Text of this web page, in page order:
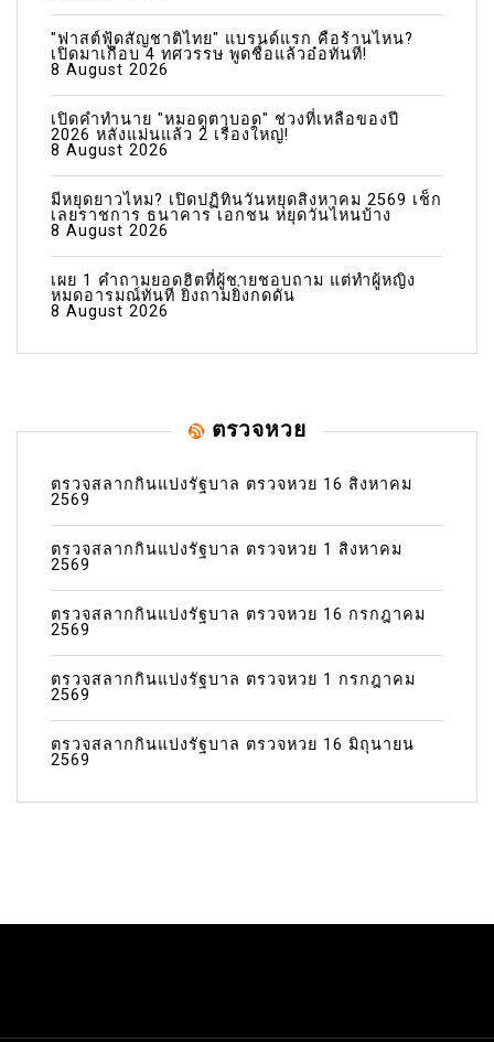
"ฟาสต์ฟู้ดสัญชาติไทย" แบรนด์แรก คือร้านไหน?
เปิดมาเกือบ 4 ทศวรรษ พูดชื่อแล้วอ๋อทันที!
8 August 2026
เปิดคำทำนาย "หมอดูตาบอด" ช่วงที่เหลือของปี
2026 หลังแม่นแล้ว 2 เรื่องใหญ่!
8 August 2026
มีหยุดยาวไหม? เปิดปฏิทินวันหยุดสิงหาคม 2569 เช็ก
เลยราชการ ธนาคาร เอกชน หยุดวันไหนบ้าง
8 August 2026
เผย 1 คำถามยอดฮิตที่ผู้ชายชอบถาม แต่ทำผู้หญิง
หมดอารมณ์ทันที ยิ่งถามยิ่งกดดัน
8 August 2026
ตรวจหวย
ตรวจสลากกินแบ่งรัฐบาล ตรวจหวย 16 สิงหาคม
2569
ตรวจสลากกินแบ่งรัฐบาล ตรวจหวย 1 สิงหาคม
2569
ตรวจสลากกินแบ่งรัฐบาล ตรวจหวย 16 กรกฎาคม
2569
ตรวจสลากกินแบ่งรัฐบาล ตรวจหวย 1 กรกฎาคม
2569
ตรวจสลากกินแบ่งรัฐบาล ตรวจหวย 16 มิถุนายน
2569